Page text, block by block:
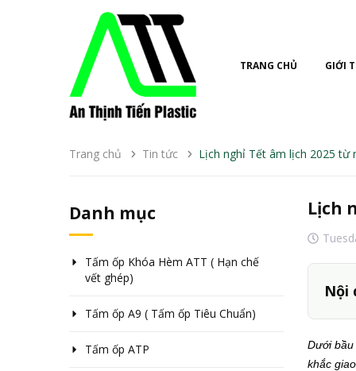
TRANG CHỦ GIỚI
Trang chủ Tin tức Lịch nghỉ Tết âm lịch 2025 từ
Lịch
Nội
Dưới
khắc
Danh mục
Tấm ốp Khóa Hèm ATT ( Hạn chế
vết ghép)
Tấm ốp A9 ( Tấm ốp Tiêu Chuẩn)
Tấm ốp ATP